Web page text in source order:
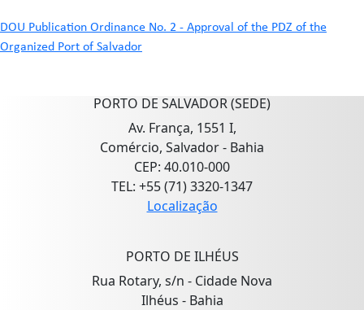
DOU Publication Ordinance No. 2 - Approval of the PDZ of the
Organized Port of Salvador
PORTO DE SALVADOR (SEDE)
Av. França, 1551 I,
Comércio, Salvador - Bahia
CEP: 40.010-000
TEL: +55 (71) 3320-1347
Localização
PORTO DE ILHÉUS
Rua Rotary, s/n - Cidade Nova
Ilhéus - Bahia